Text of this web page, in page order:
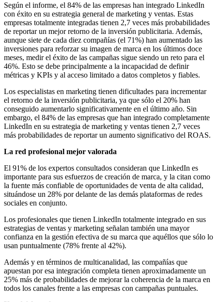
Según el informe, el 84% de las empresas han integrado LinkedIn
con éxito en su estrategia general de marketing y ventas. Estas
empresas totalmente integradas tienen 2,7 veces más probabilidades
de reportar un mejor retorno de la inversión publicitaria. Además,
aunque siete de cada diez compañías (el 71%) han aumentado las
inversiones para reforzar su imagen de marca en los últimos doce
meses, medir el éxito de las campañas sigue siendo un reto para el
46%. Esto se debe principalmente a la incapacidad de definir
métricas y KPIs y al acceso limitado a datos completos y fiables.
Los especialistas en marketing tienen dificultades para incrementar
el retorno de la inversión publicitaria, ya que sólo el 20% han
conseguido aumentarlo significativamente en el último año. Sin
embargo, el 84% de las empresas que han integrado completamente
LinkedIn en su estrategia de marketing y ventas tienen 2,7 veces
más probabilidades de reportar un aumento significativo del ROAS.
La red profesional mejor valorada
El 91% de los expertos consultados consideran que LinkedIn es
importante para sus esfuerzos de creación de marca, y la citan como
la fuente más confiable de oportunidades de venta de alta calidad,
situándose un 28% por delante de las demás plataformas de redes
sociales en conjunto.
Los profesionales que tienen LinkedIn totalmente integrado en sus
estrategias de ventas y marketing señalan también una mayor
confianza en la gestión efectiva de su marca que aquéllos que sólo lo
usan puntualmente (78% frente al 42%).
Además y en términos de multicanalidad, las compañías que
apuestan por esa integración completa tienen aproximadamente un
25% más de probabilidades de mejorar la coherencia de la marca en
todos los canales frente a las empresas con campañas puntuales.